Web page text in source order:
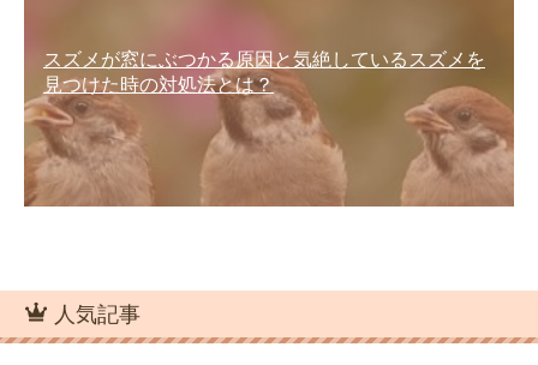
スズメが窓にぶつかる原因と気絶しているスズメを
見つけた時の対処法とは？
人気記事